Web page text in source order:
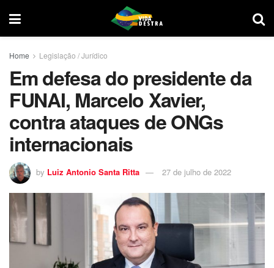
Home Legislação / Jurídico
Em defesa do presidente da
FUNAI, Marcelo Xavier,
contra ataques de ONGs
internacionais
by Luiz Antonio Santa Ritta 27 de julho de 2022